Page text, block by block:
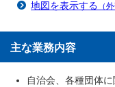
地図を表示する （
主な業務内容
自治会、各種団体